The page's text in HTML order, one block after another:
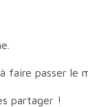
faire passer le
partager !